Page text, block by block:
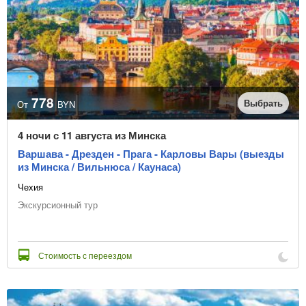
Линия пляжа
1-я 2-я 3-я
Турагентство
Очистить фильтр
От 778 BYN Выбрать
4 ночи с 11 августа из Минска
Варшава - Дрезден - Прага - Карловы Вары (выезды
из Минска / Вильнюса / Каунаса)
Чехия
Экскурсионный тур
Стоимость с переездом